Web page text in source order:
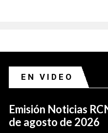
EN VIDEO
Emisión Noticias
de agosto de 2026